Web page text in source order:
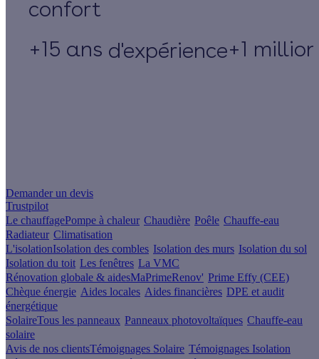
+15 ans d'expérience+1
Demander un devis
Trustpilot
Le chauffagePompe à chaleur Chaudière Poêle Chauffe-eau
Radiateur Climatisation
L'isolationIsolation des combles Isolation des murs Isolation du sol
Isolation du toit Les fenêtres La VMC
Rénovation globale & aidesMaPrimeRenov' Prime Effy (CEE)
Chèque énergie Aides locales Aides financières DPE et audit
énergétique
SolaireTous les panneaux Panneaux photovoltaïques Chauffe-eau
solaire
Avis de nos clientsTémoignages Solaire Témoignages Isolation